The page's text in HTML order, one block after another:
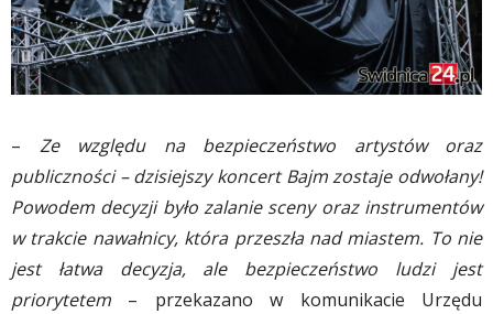
– Ze względu na bezpieczeństwo artystów oraz
publiczności – dzisiejszy koncert Bajm zostaje odwołany!
Powodem decyzji było zalanie sceny oraz instrumentów
w trakcie nawałnicy, która przeszła nad miastem. To nie
jest łatwa decyzja, ale bezpieczeństwo ludzi jest
priorytetem – przekazano w komunikacie Urzędu